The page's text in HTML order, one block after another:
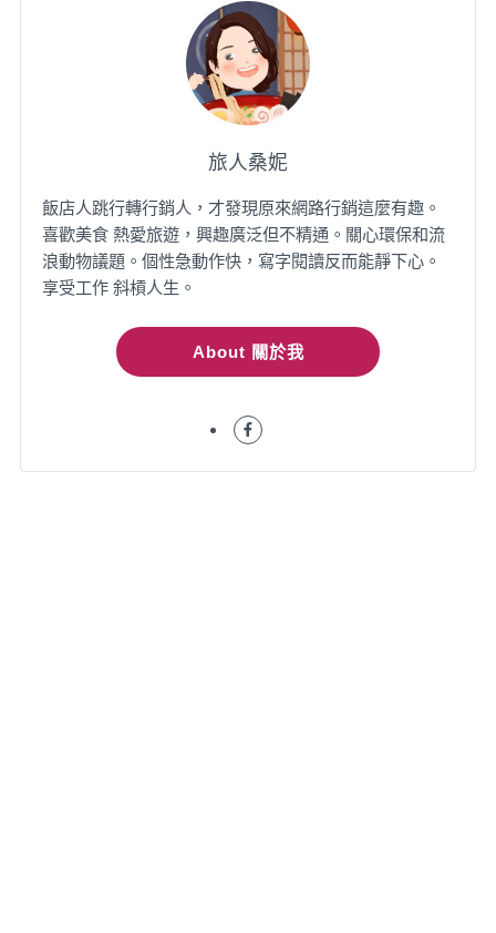
旅人桑妮
飯店人跳行轉行銷人，才發現原來網路行銷這麼有趣。
喜歡美食 熱愛旅遊，興趣廣泛但不精通。關心環保和流
浪動物議題。個性急動作快，寫字閱讀反而能靜下心。
享受工作 斜槓人生。
About 關於我